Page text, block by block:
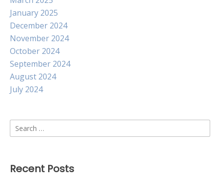
January 2025
December 2024
November 2024
October 2024
September 2024
August 2024
July 2024
Search
for:
Recent Posts